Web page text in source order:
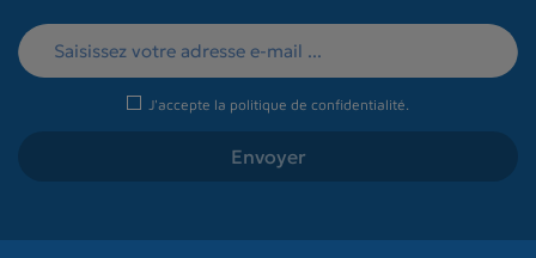
J'accepte la politique de confidentialité.